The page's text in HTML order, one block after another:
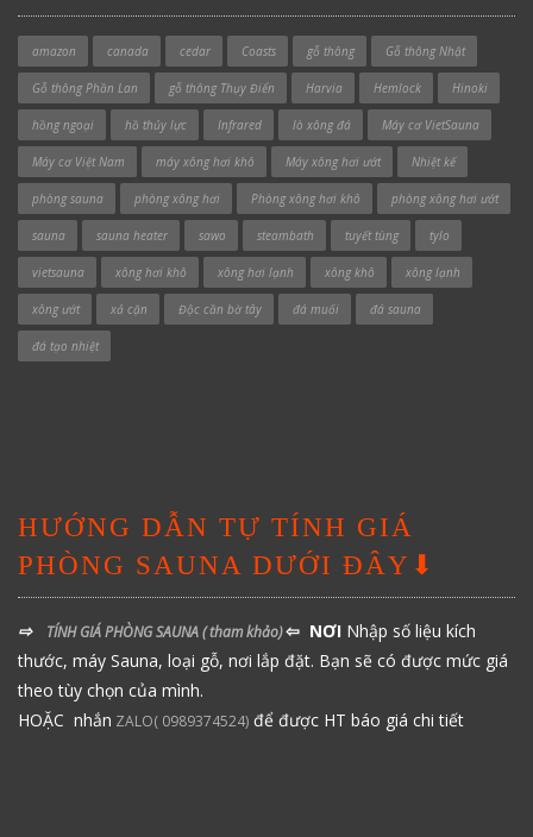
amazon canada cedar Coasts gỗ thông Gỗ thông Nhật
Gỗ thông Phần Lan gỗ thông Thụy Điển Harvia Hemlock Hinoki
hồng ngoại hồ thủy lực Infrared lò xông đá Máy cơ VietSauna
Máy cơ Việt Nam máy xông hơi khô Máy xông hơi ướt Nhiệt kế
phòng sauna phòng xông hơi Phòng xông hơi khô phòng xông hơi ướt
sauna sauna heater sawo steambath tuyết tùng tylo
vietsauna xông hơi khô xông hơi lạnh xông khô xông lạnh
xông ướt xả cặn Độc cần bờ tây đá muối đá sauna
đá tạo nhiệt
HƯỚNG DẪN TỰ TÍNH GIÁ
PHÒNG SAUNA DƯỚI ĐÂY⬇
⇨ TÍNH GIÁ PHÒNG SAUNA( tham khảo)⇦ NƠI Nhập số liệu kích
thước, máy Sauna, loại gỗ, nơi lắp đặt. Bạn sẽ có được mức giá
theo tùy chọn của mình.
HOẶC nhắn ZALO( 0989374524) để được HT báo giá chi tiết